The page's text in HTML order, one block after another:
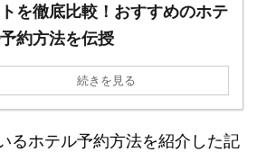
を徹底比較！おすすめのホテ
約方法を伝授
続きを見る
るホテル予約方法を紹介した記